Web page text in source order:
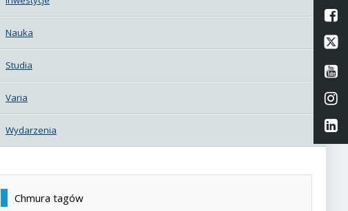
Nauka
Studia
Varia
Wydarzenia
Chmura tagów